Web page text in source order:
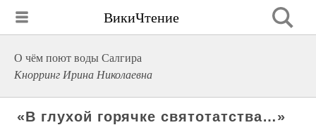
ВикиЧтение
О чём поют воды Салгира
Кнорринг Ирина Николаевна
«В глухой горячке святотатства…»